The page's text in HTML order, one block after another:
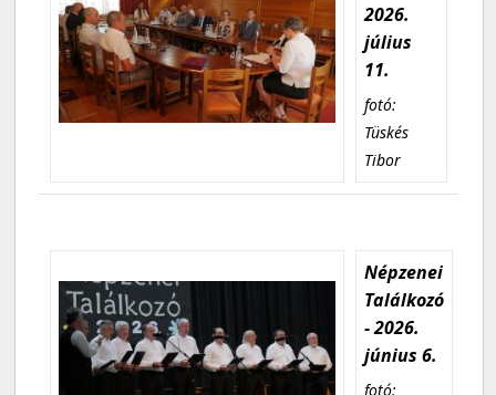
2026.
július
11.
fotó:
Tüskés
Tibor
Népzenei
Találkozó
- 2026.
június 6.
fotó: